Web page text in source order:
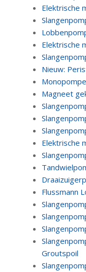
Elektrische
Elektrische
Nieuw:
Magneet
Elektrische
Flussmann
Groutspoil